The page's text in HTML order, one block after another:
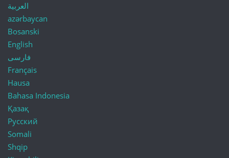
العربية
azərbaycan
Bosanski
English
فارسی
Français
Hausa
Bahasa Indonesia
Қазақ
Русский
Somali
Shqip